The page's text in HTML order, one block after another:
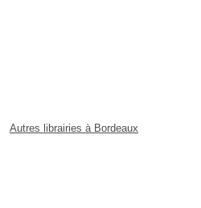
Autres librairies à Bordeaux